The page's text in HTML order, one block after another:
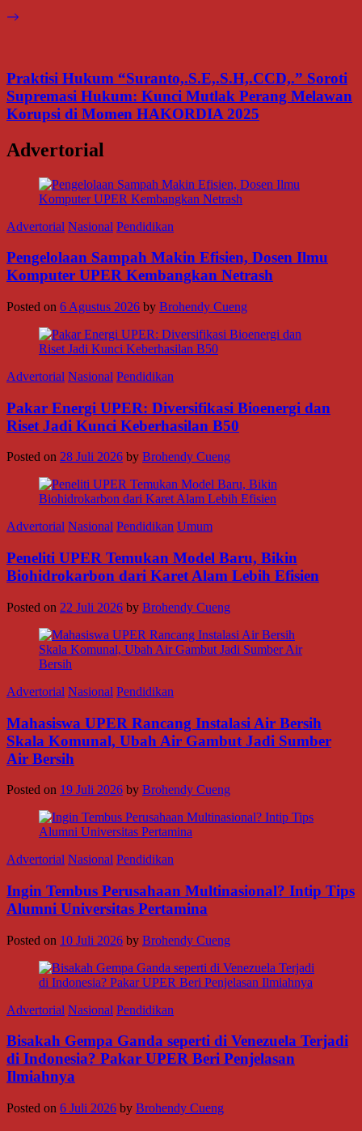
Praktisi Hukum “Suranto,.S.E,.S.H,.CCD,.” Soroti
Supremasi Hukum: Kunci Mutlak Perang Melawan
Korupsi di Momen HAKORDIA 2025
Advertorial
Advertorial Nasional Pendidikan
Pengelolaan Sampah Makin Efisien, Dosen Ilmu
Komputer UPER Kembangkan Netrash
Posted on 6 Agustus 2026 by Brohendy Cueng
Advertorial Nasional Pendidikan
Pakar Energi UPER: Diversifikasi Bioenergi dan
Riset Jadi Kunci Keberhasilan B50
Posted on 28 Juli 2026 by Brohendy Cueng
Advertorial Nasional Pendidikan Umum
Peneliti UPER Temukan Model Baru, Bikin
Biohidrokarbon dari Karet Alam Lebih Efisien
Posted on 22 Juli 2026 by Brohendy Cueng
Advertorial Nasional Pendidikan
Mahasiswa UPER Rancang Instalasi Air Bersih
Skala Komunal, Ubah Air Gambut Jadi Sumber
Air Bersih
Posted on 19 Juli 2026 by Brohendy Cueng
Advertorial Nasional Pendidikan
Ingin Tembus Perusahaan Multinasional? Intip Tips
Alumni Universitas Pertamina
Posted on 10 Juli 2026 by Brohendy Cueng
Advertorial Nasional Pendidikan
Bisakah Gempa Ganda seperti di Venezuela Terjadi
di Indonesia? Pakar UPER Beri Penjelasan
Ilmiahnya
Posted on 6 Juli 2026 by Brohendy Cueng